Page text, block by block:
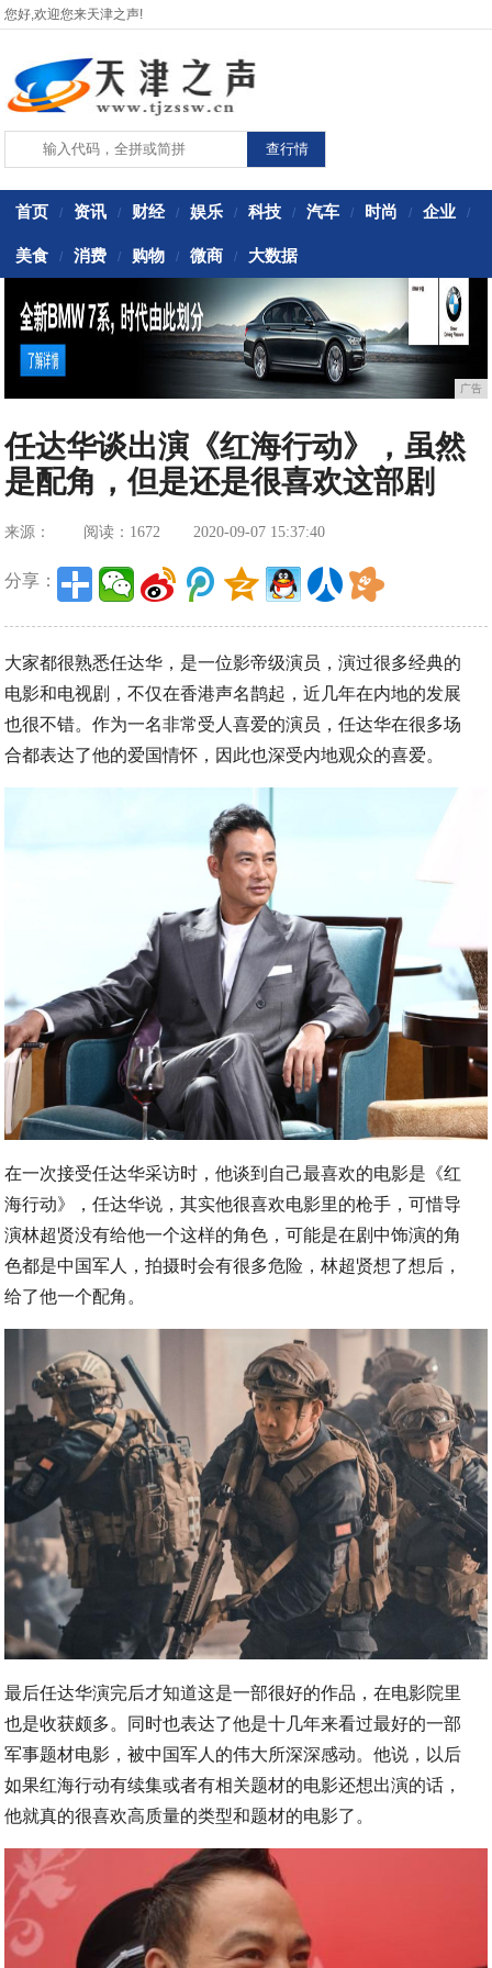
您好,欢迎您来天津之声!
首页 / 资讯 / 财经 / 娱乐 / 科技 / 汽车 / 时尚 / 企业 /
美食 / 消费 / 购物 / 微商 / 大数据
广告
任达华谈出演《红海行动》，虽然
是配角，但是还是很喜欢这部剧
来源： 阅读：1672 2020-09-07 15:37:40
分享：
大家都很熟悉任达华，是一位影帝级演员，演过很多经典的
电影和电视剧，不仅在香港声名鹊起，近几年在内地的发展
也很不错。作为一名非常受人喜爱的演员，任达华在很多场
合都表达了他的爱国情怀，因此也深受内地观众的喜爱。
在一次接受任达华采访时，他谈到自己最喜欢的电影是《红
海行动》，任达华说，其实他很喜欢电影里的枪手，可惜导
演林超贤没有给他一个这样的角色，可能是在剧中饰演的角
色都是中国军人，拍摄时会有很多危险，林超贤想了想后，
给了他一个配角。
最后任达华演完后才知道这是一部很好的作品，在电影院里
也是收获颇多。同时也表达了他是十几年来看过最好的一部
军事题材电影，被中国军人的伟大所深深感动。他说，以后
如果红海行动有续集或者有相关题材的电影还想出演的话，
他就真的很喜欢高质量的类型和题材的电影了。